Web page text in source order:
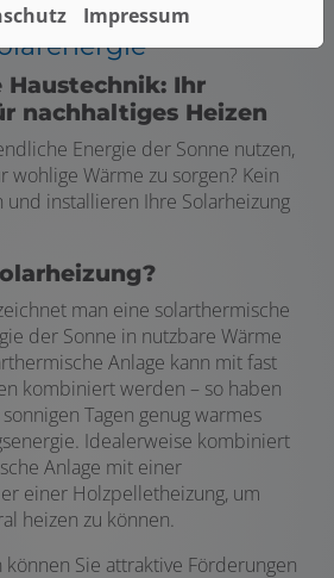
Haustechnik: Ihr
nachhaltiges Heizen
Energie der Sonne nutzen,
wohlige Wärme zu sorgen? Kein
installieren Ihre Solarheizung
man eine solarthermische
der Sonne in nutzbare Wärme
Anlage kann mit fast
kombiniert werden – so haben
Tagen genug warmes
Idealerweise kombiniert
Anlage mit einer
einer Holzpelletheizung, um
heizen zu können.
können Sie attraktive Förderungen
Impressum